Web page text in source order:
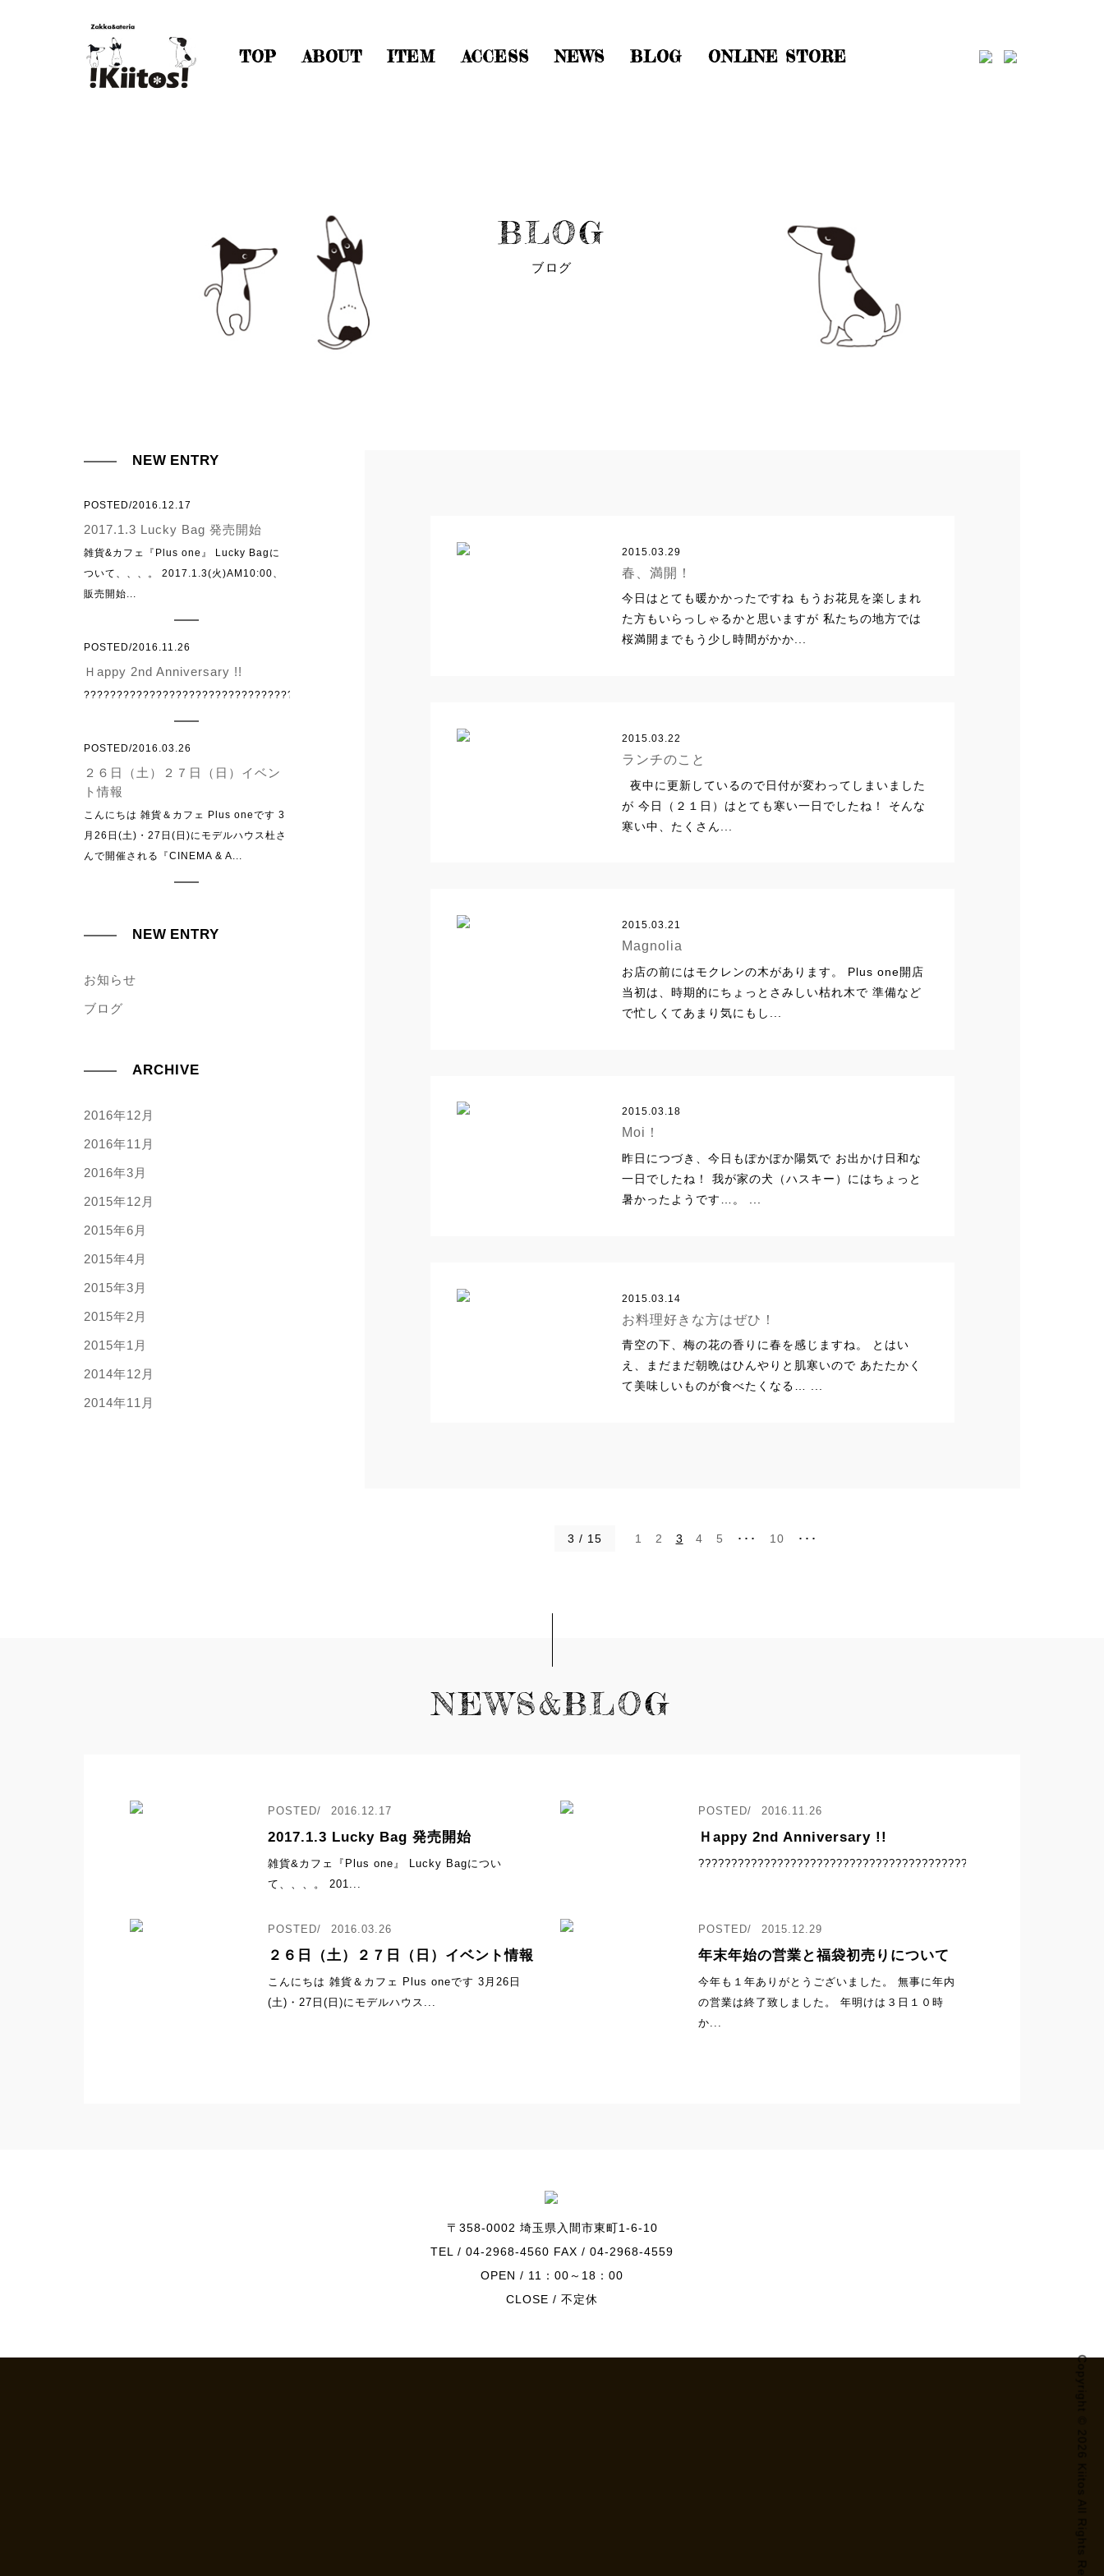
TOP ABOUT ITEM ACCESS NEWS BLOG ONLINE STORE
BLOG
ブログ
2015.03.29
春、満開！
今日はとても暖かかったですね もうお花見を楽しまれ
た方もいらっしゃるかと思いますが 私たちの地方では
桜満開までもう少し時間がかか...
2015.03.22
ランチのこと
夜中に更新しているので日付が変わってしまいました
が 今日（２１日）はとても寒い一日でしたね！ そんな
寒い中、たくさん...
2015.03.21
Magnolia
お店の前にはモクレンの木があります。 Plus one開店
当初は、時期的にちょっとさみしい枯れ木で 準備など
で忙しくてあまり気にもし...
2015.03.18
Moi！
昨日につづき、今日もぽかぽか陽気で お出かけ日和な
一日でしたね！ 我が家の犬（ハスキー）にはちょっと
暑かったようです…。 ...
2015.03.14
お料理好きな方はぜひ！
青空の下、梅の花の香りに春を感じますね。 とはい
え、まだまだ朝晩はひんやりと肌寒いので あたたかく
て美味しいものが食べたくなる… ...
3 / 15 1 2 3 4 5 ･･･ 10 ･･･
NEW ENTRY
POSTED/2016.12.17
2017.1.3 Lucky Bag 発売開始
雑貨&カフェ『Plus one』 Lucky Bagに
ついて、、、。 2017.1.3(火)AM10:00、
販売開始...
POSTED/2016.11.26
Ｈappy 2nd Anniversary !!
??????????????????????????????????????????????????????????????????????...
POSTED/2016.03.26
２６日（土）２７日（日）イベン
ト情報
こんにちは 雑貨＆カフェ Plus oneです 3
月26日(土)・27日(日)にモデルハウス杜さ
んで開催される『CINEMA & A...
NEW ENTRY
お知らせ
ブログ
ARCHIVE
2016年12月
2016年11月
2016年3月
2015年12月
2015年6月
2015年4月
2015年3月
2015年2月
2015年1月
2014年12月
2014年11月
NEWS&BLOG
2016.12.17
2017.1.3 Lucky Bag 発売開始
雑貨&カフェ『Plus one』 Lucky Bagについ
て、、、。 201...
2016.11.26
Ｈappy 2nd Anniversary !!
??????????????????????????????????????????????????...
2016.03.26
２６日（土）２７日（日）イベント情報
こんにちは 雑貨＆カフェ Plus oneです 3月26日
(土)・27日(日)にモデルハウス...
2015.12.29
年末年始の営業と福袋初売りについて
今年も１年ありがとうございました。 無事に年内
の営業は終了致しました。 年明けは３日１０時
か...
〒358-0002 埼玉県入間市東町1-6-10
TEL / 04-2968-4560 FAX / 04-2968-4559
OPEN / 11：00～18：00
CLOSE / 不定休